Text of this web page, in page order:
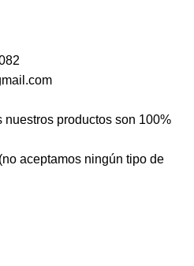
nuestros productos son 100%
aceptamos ningún tipo de